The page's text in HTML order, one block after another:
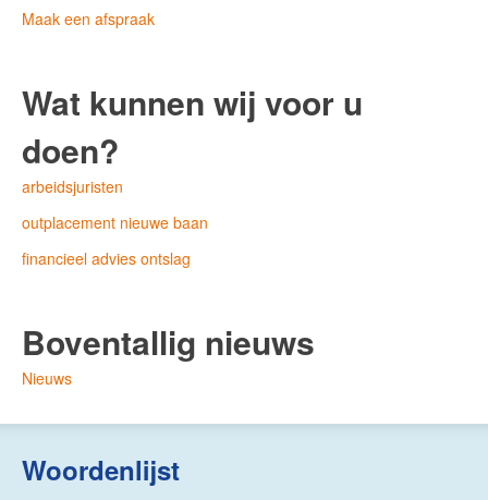
Maak een afspraak
Wat kunnen wij voor u
doen?
arbeidsjuristen
outplacement nieuwe baan
financieel advies ontslag
Boventallig nieuws
Nieuws
Woordenlijst